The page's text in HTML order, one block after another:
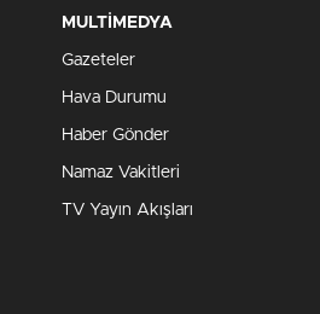
MULTİMEDYA
Gazeteler
Hava Durumu
Haber Gönder
Namaz Vakitleri
TV Yayın Akışları